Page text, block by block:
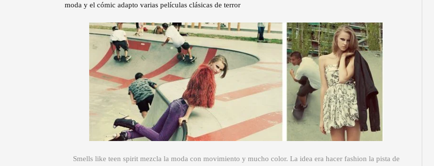
moda y el cómic adapto varias películas clásicas de terror
Smells like teen spirit mezcla la moda con movimiento y mucho color. La idea era hacer fashion la pista de